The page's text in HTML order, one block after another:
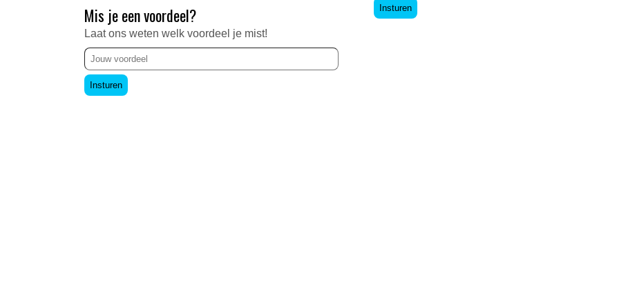
Mis je een voordeel?
Laat ons weten welk voordeel je mist!
Insturen
Insturen